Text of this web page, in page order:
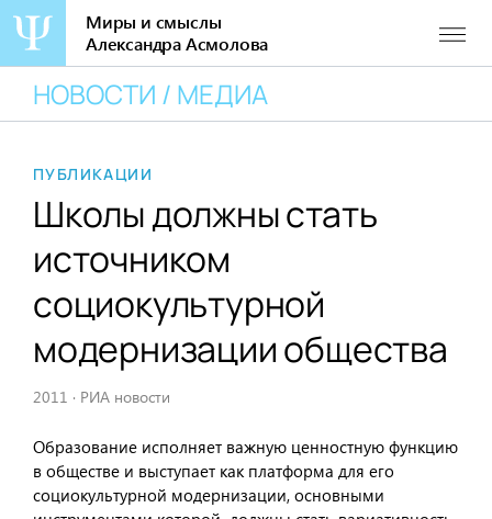
содержанию
Миры и смыслы
Александра Асмолова
НОВОСТИ / МЕДИА
ПУБЛИКАЦИИ
Школы должны стать
источником
социокультурной
модернизации общества
2011 · РИА новости
Образование исполняет важную ценностную функцию
в обществе и выступает как платформа для его
социокультурной модернизации, основными